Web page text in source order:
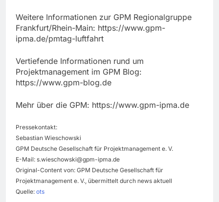
Weitere Informationen zur GPM Regionalgruppe
Frankfurt/Rhein-Main: https://www.gpm-
ipma.de/pmtag-luftfahrt
Vertiefende Informationen rund um
Projektmanagement im GPM Blog:
https://www.gpm-blog.de
Mehr über die GPM: https://www.gpm-ipma.de
Pressekontakt:
Sebastian Wieschowski
GPM Deutsche Gesellschaft für Projektmanagement e. V.
E-Mail: s.wieschowski@gpm-ipma.de
Original-Content von: GPM Deutsche Gesellschaft für
Projektmanagement e. V., übermittelt durch news aktuell
Quelle: ots